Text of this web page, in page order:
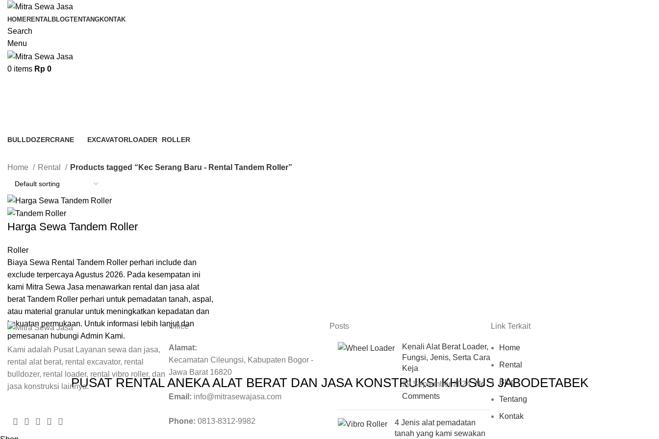
HOMERENTALBLOGTENTANGKONTAK
Search
Menu
0 items Rp 0
BULLDOZERCRANE
EXCAVATORLOADER
ROLLER
Home Rental Products tagged “Kec Serang Baru - Rental Tandem Roller”
Harga Sewa Tandem Roller
Roller
Biaya Sewa Rental Tandem Roller perhari include dan
exclude terpercaya Agustus 2026. Pada kesempatan ini
kami Mitra Sewa Jasa menawarkan rental dan jasa alat
berat Tandem Roller perhari untuk pemadatan tanah, aspal,
atau material granular untuk meningkatkan kepadatan dan
kekuatan permukaan. Untuk informasi lebih lanjut dan
pemesanan hubungi Admin Kami.
PUSAT RENTAL ANEKA ALAT BERAT DAN JASA KONSTRUKSI KHUSUS JABODETABEK
Kami adalah Pusat Layanan sewa dan jasa,
rental alat berat, rental excavator, rental
bulldozer, rental loader, rental vibro roller, dan
jasa konstruksi lainnya.
Office
Alamat:
Kecamatan Cileungsi, Kabupaten Bogor -
Jawa Barat 16820
Email: info@mitrasewajasa.com
Phone: 0813-8312-9982
Posts
Kenali Alat Berat Loader,
Fungsi, Jenis, Serta Cara
Keja
29 September 2024 No
Comments
4 Jenis alat pemadatan
tanah yang kami sewakan
Link Terkait
Home
Rental
Blog
Tentang
Kontak